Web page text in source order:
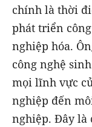
chính là thời
phát triển
nghiệp hóa.
công nghệ
mọi lĩnh vực
nghiệp đến
nghiệp. Đây là